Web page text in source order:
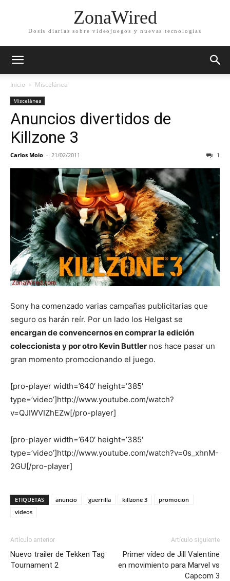
ZonaWired
Dosis diarias sobre videojuegos y nuevas tecnologías
Inicio Miscelánea
Miscelánea
Anuncios divertidos de
Killzone 3
Carlos Moio - 21/02/2011 1
Sony ha comenzado varias campañas publicitarias que
seguro os harán reír. Por un lado los Helgast se
encargan de convencernos en comprar la edición
coleccionista y por otro Kevin Buttler nos hace pasar un
gran momento promocionando el juego.
[pro-player width=’640′ height=’385′
type=’video’]http://www.youtube.com/watch?
v=QJIWVIZhEZw[/pro-player]
[pro-player width=’640′ height=’385′
type=’video’]http://www.youtube.com/watch?v=0s_xhnM-
2GU[/pro-player]
ETIQUETAS anuncio guerrilla killzone 3
promocion
videos
Artículo anterior
Nuevo trailer de Tekken Tag
Tournament 2
Artículo siguiente
Primer vídeo de Jill Valentine
en movimiento para Marvel vs
Capcom 3